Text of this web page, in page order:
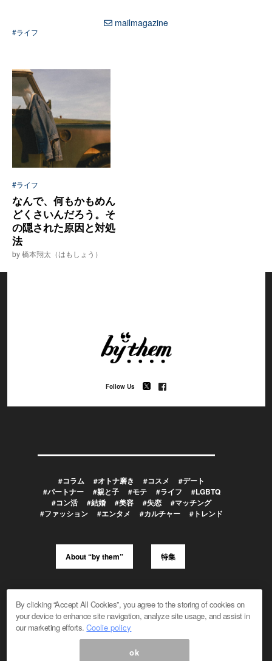
mailmagazine
#ライフ
#ライフ
なんで、何もかもめん
どくさいんだろう。そ
の隠された原因と対処
法
by 橋本翔太（はもしょう）
Follow Us
#コラム #オトナ磨き #コスメ
#デート
#パートナー
#親と子 #モテ #ライフ
#LGBTQ
#コン活
#結婚 #美容 #失恋
#マッチング
#ファッション
#エンタメ #カルチャー #トレンド
About “by them” 特集
編集部へのお問い合わせ
プレスリリース受付
メディア利用規約
By clicking “Accept All Cookies”, you agree to the storing of cookies on
your device to enhance site navigation, analyze site usage, and assist in
our marketing efforts.Coolie policy
ok